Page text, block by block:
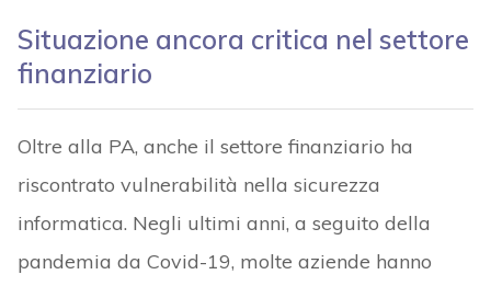
Situazione ancora critica nel settore
finanziario
Oltre alla PA, anche il settore finanziario ha
riscontrato vulnerabilità nella sicurezza
informatica. Negli ultimi anni, a seguito della
pandemia da Covid-19, molte aziende hanno